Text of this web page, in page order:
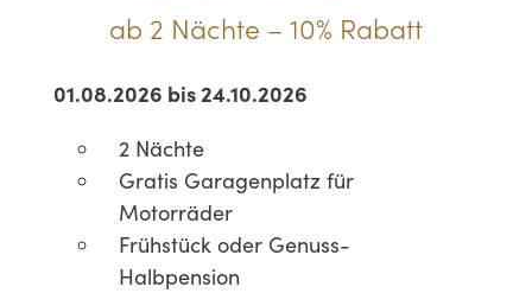
ab 2 Nächte – 10% Rabatt
01.08.2026 bis 24.10.2026
2 Nächte
Gratis Garagenplatz für
Motorräder
Frühstück oder Genuss-
Halbpension